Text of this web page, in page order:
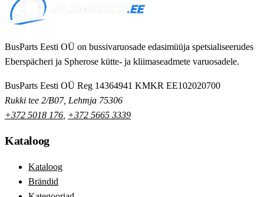
BusParts Eesti OÜ on bussivaruosade edasimüüja spetsialiseerudes
Eberspächeri ja Spherose kütte- ja kliimaseadmete varuosadele.
BusParts Eesti OÜ Reg 14364941 KMKR EE102020700
Rukki tee 2/B07, Lehmja 75306
+372 5018 176 +372 5665 3339
Kataloog
Kataloog
Brändid